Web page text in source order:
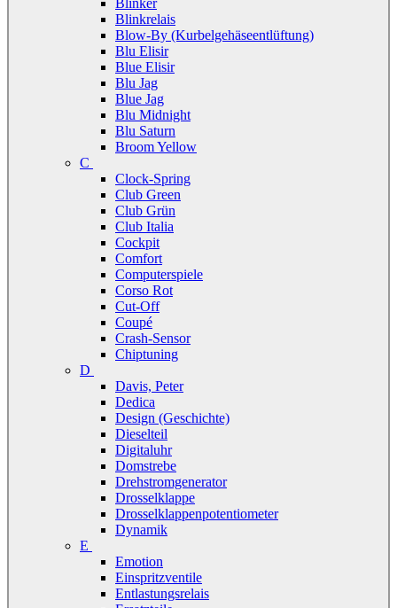
Blinker
Blinkrelais
Blow-By (Kurbelgehäseentlüftung)
Blu Elisir
Blue Elisir
Blu Jag
Blue Jag
Blu Midnight
Blu Saturn
Broom Yellow
C
Clock-Spring
Club Green
Club Grün
Club Italia
Cockpit
Comfort
Computerspiele
Corso Rot
Cut-Off
Coupé
Crash-Sensor
Chiptuning
D
Davis, Peter
Dedica
Design (Geschichte)
Dieselteil
Digitaluhr
Domstrebe
Drehstromgenerator
Drosselklappe
Drosselklappenpotentiometer
Dynamik
E
Emotion
Einspritzventile
Entlastungsrelais